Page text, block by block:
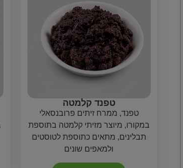
טפנד קלמטה
טפנד, ממרח זיתים פרובנסאלי
במקורו, מיוצר מזיתי קלמטה בתוספת
תבלינים, מתאים כתוספת לטוסטים
ולמאפים שונים